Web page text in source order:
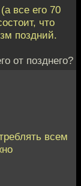
все его 70
что
поздний.
от позднего?
всем